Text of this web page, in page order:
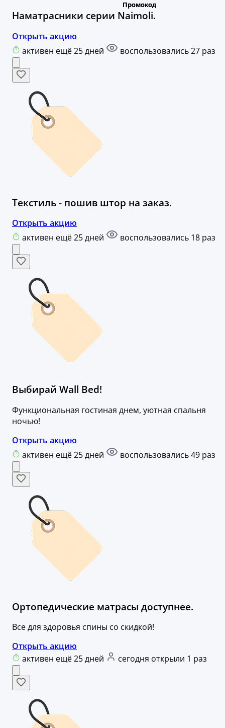
Наматрасники серии Naimoli.
Открыть акцию
активен ещё 25 дней
воспользовались 27 раз
Текстиль - пошив штор на заказ.
Открыть акцию
активен ещё 25 дней
воспользовались 18 раз
Выбирай Wall Bеd!
Функциональная гостиная днем, уютная спальня
ночью!
Открыть акцию
активен ещё 25 дней
воспользовались 49 раз
Ортопедические матрасы доступнее.
Все для здоровья спины со скидкой!
Открыть акцию
активен ещё 25 дней
сегодня открыли 1 раз